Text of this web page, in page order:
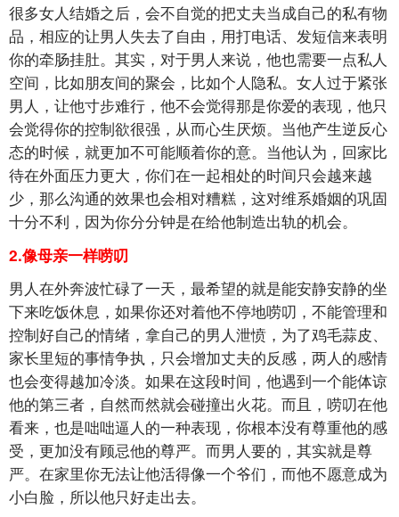
很多女人结婚之后，会不自觉的把丈夫当成自己的私有物
品，相应的让男人失去了自由，用打电话、发短信来表明
你的牵肠挂肚。其实，对于男人来说，他也需要一点私人
空间，比如朋友间的聚会，比如个人隐私。女人过于紧张
男人，让他寸步难行，他不会觉得那是你爱的表现，他只
会觉得你的控制欲很强，从而心生厌烦。当他产生逆反心
态的时候，就更加不可能顺着你的意。当他认为，回家比
待在外面压力更大，你们在一起相处的时间只会越来越
少，那么沟通的效果也会相对糟糕，这对维系婚姻的巩固
十分不利，因为你分分钟是在给他制造出轨的机会。
2.像母亲一样唠叨
男人在外奔波忙碌了一天，最希望的就是能安静安静的坐
下来吃饭休息，如果你还对着他不停地唠叨，不能管理和
控制好自己的情绪，拿自己的男人泄愤，为了鸡毛蒜皮、
家长里短的事情争执，只会增加丈夫的反感，两人的感情
也会变得越加冷淡。如果在这段时间，他遇到一个能体谅
他的第三者，自然而然就会碰撞出火花。而且，唠叨在他
看来，也是咄咄逼人的一种表现，你根本没有尊重他的感
受，更加没有顾忌他的尊严。而男人要的，其实就是尊
严。在家里你无法让他活得像一个爷们，而他不愿意成为
小白脸，所以他只好走出去。